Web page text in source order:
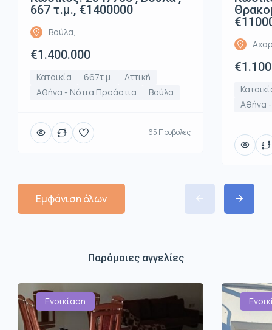
667 τ.μ., €1400000
Βούλα,
€1.400.000
Κατοικία 667τ.μ.
Αττική
Αθήνα - Νότια Προάστια
Βούλα
65 Προβολές
Αθήνα
Εμφάνιση όλων
Παρόμοιες αγγελίες
Ενοικίαση